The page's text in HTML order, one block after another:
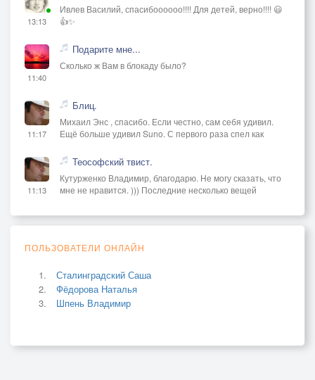
13:13
Ивлев Василий, спасибоооооо!!!! Для детей, верно!!!! 😃
👍✨
11:40
Подарите мне...
Сколько ж Вам в блокаду было?
11:17
Блиц.
Михаил Энс , спасибо. Если честно, сам себя удивил.
Ещё больше удивил Suno. С первого раза спел как
11:13
Теософский твист.
Кутурженко Владимир, благодарю. Не могу сказать, что
мне не нравится. ))) Последние несколько вещей
ПОЛЬЗОВАТЕЛИ ОНЛАЙН
Сталинградский Саша
Фёдорова Наталья
Шпень Владимир